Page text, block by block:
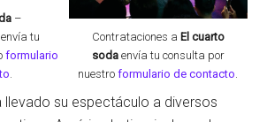
–
envía tu
formulario
Contrataciones a El cuarto
sodaenvía tu consulta por
nuestroformulario de contacto
llevado su espectáculo a diversos